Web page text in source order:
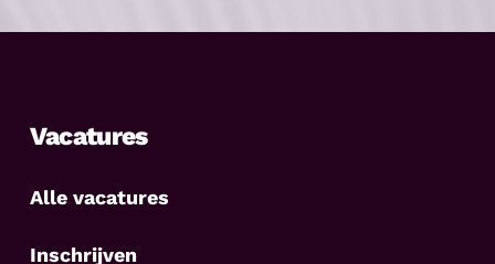
Vacatures
Alle vacatures
Inschrijven